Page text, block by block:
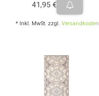
41,95 €
* Inkl. MwSt. zzgl. Versandkosten